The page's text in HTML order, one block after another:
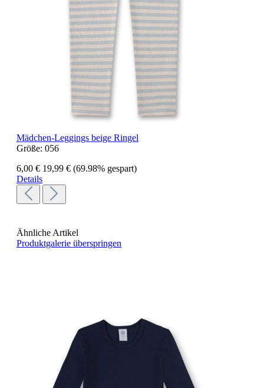
Mädchen-Leggings beige Ringel
Größe: 056
6,00 € 19,99 € (69.98% gespart)
Details
Ähnliche Artikel
Produktgalerie überspringen